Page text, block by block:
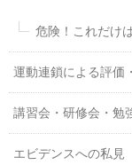
危険！これだけ
運動連鎖による評価
講習会・研修会・勉
エビデンスへの私見